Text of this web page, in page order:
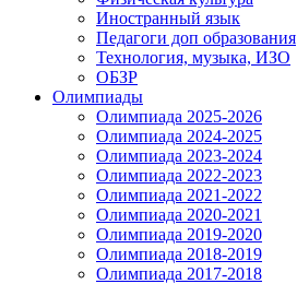
Иностранный язык
Педагоги доп образования
Технология, музыка, ИЗО
ОБЗР
Олимпиады
Олимпиада 2025-2026
Олимпиада 2024-2025
Олимпиада 2023-2024
Олимпиада 2022-2023
Олимпиада 2021-2022
Олимпиада 2020-2021
Олимпиада 2019-2020
Олимпиада 2018-2019
Олимпиада 2017-2018